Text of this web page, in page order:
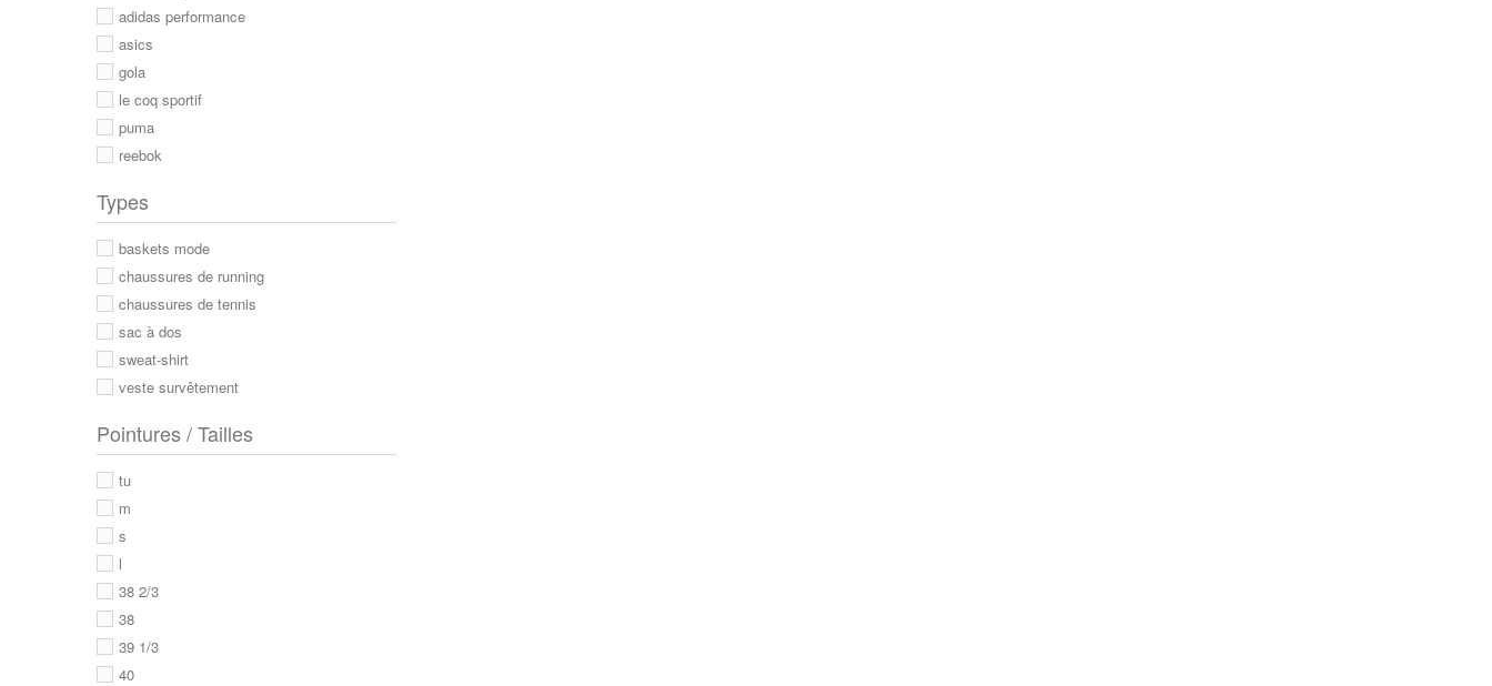
adidas performance
asics
gola
le coq sportif
puma
reebok
Types
baskets mode
chaussures de running
chaussures de tennis
sac à dos
sweat-shirt
veste survêtement
Pointures / Tailles
tu
m
s
l
38 2/3
38
39 1/3
40